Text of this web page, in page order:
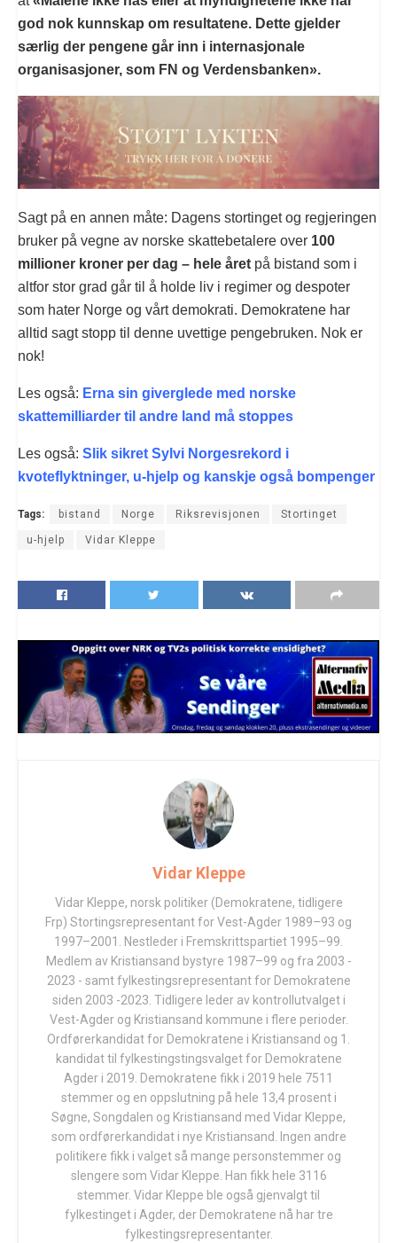
god nok kunnskap om resultatene. Dette gjelder
særlig der pengene går inn i inter­nasjonale
organisasjoner, som FN og Verdens­banken».
Sagt på en annen måte: Dagens stortinget og regjeringen
bruker på vegne av norske skattebetalere over 100
millioner kroner per dag – hele året på bistand som i
altfor stor grad går til å holde liv i regimer og despoter
som hater Norge og vårt demokrati. Demokratene har
alltid sagt stopp til denne uvettige pengebruken. Nok er
nok!
Les også: Erna sin giverglede med norske
skattemilliarder til andre land må stoppes
Les også: Slik sikret Sylvi Norgesrekord i
kvoteflyktninger, u-hjelp og kanskje også bompenger
Tags: bistand Norge Riksrevisjonen Stortinget
u-hjelp Vidar Kleppe
Vidar Kleppe
Vidar Kleppe, norsk politiker (Demokratene, tidligere
Frp) Stortingsrepresentant for Vest-Agder 1989–93 og
1997–2001. Nestleder i Fremskrittspartiet 1995–99.
Medlem av Kristiansand bystyre 1987–99 og fra 2003 -
2023 - samt fylkestingsrepresentant for Demokratene
siden 2003 -2023. Tidligere leder av kontrollutvalget i
Vest-Agder og Kristiansand kommune i flere perioder.
Ordførerkandidat for Demokratene i Kristiansand og 1.
kandidat til fylkestingstingsvalget for Demokratene
Agder i 2019. Demokratene fikk i 2019 hele 7511
stemmer og en oppslutning på hele 13,4 prosent i
Søgne, Songdalen og Kristiansand med Vidar Kleppe,
som ordførerkandidat i nye Kristiansand. Ingen andre
politikere fikk i valget så mange personstemmer og
slengere som Vidar Kleppe. Han fikk hele 3116
stemmer. Vidar Kleppe ble også gjenvalgt til
fylkestinget i Agder, der Demokratene nå har tre
fylkestingsrepresentanter.